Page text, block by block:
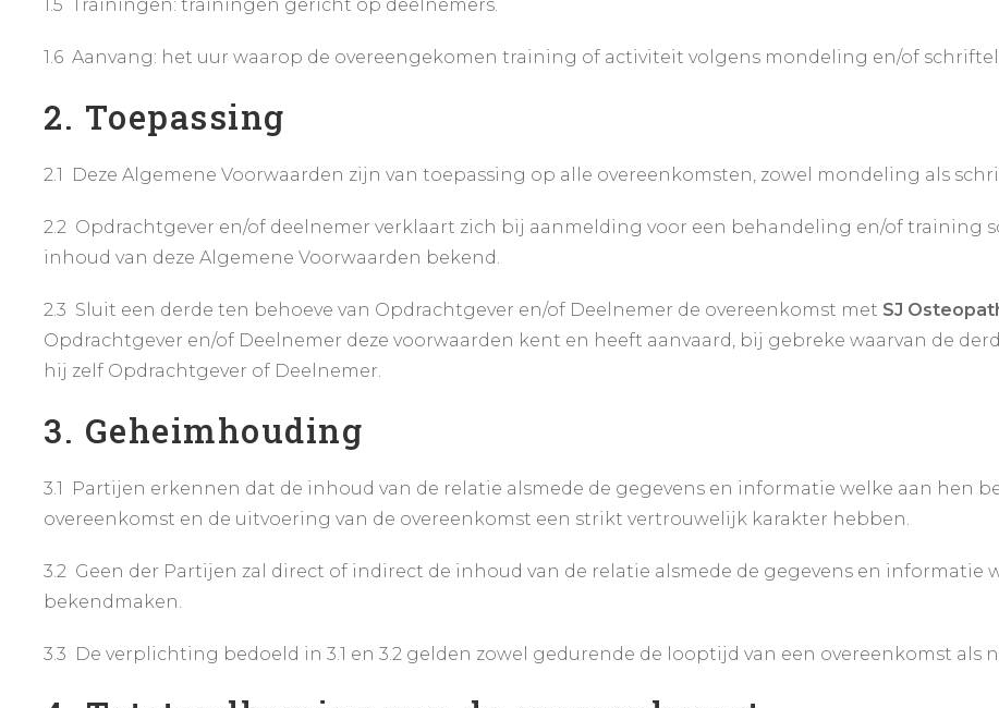
1.5 Trainingen: trainingen gericht op deelnemers.
1.6 Aanvang: het uur waarop de overeengekomen training of activiteit volgens mondeling en/of
2. Toepassing
2.1 Deze Algemene Voorwaarden zijn van toepassing op alle overeenkomsten, zowel mondeling als
2.2 Opdrachtgever en/of deelnemer verklaart zich bij aanmelding voor een behandeling en/of training
inhoud van deze Algemene Voorwaarden bekend.
2.3 Sluit een derde ten behoeve van Opdrachtgever en/of Deelnemer de overeenkomst met SJ
Opdrachtgever en/of Deelnemer deze voorwaarden kent en heeft aanvaard, bij gebreke waarvan de
hij zelf Opdrachtgever of Deelnemer.
3. Geheimhouding
3.1 Partijen erkennen dat de inhoud van de relatie alsmede de gegevens en informatie welke aan hen
overeenkomst en de uitvoering van de overeenkomst een strikt vertrouwelijk karakter hebben.
3.2 Geen der Partijen zal direct of indirect de inhoud van de relatie alsmede de gegevens en informatie
bekendmaken.
3.3 De verplichting bedoeld in 3.1 en 3.2 gelden zowel gedurende de looptijd van een overeenkomst als